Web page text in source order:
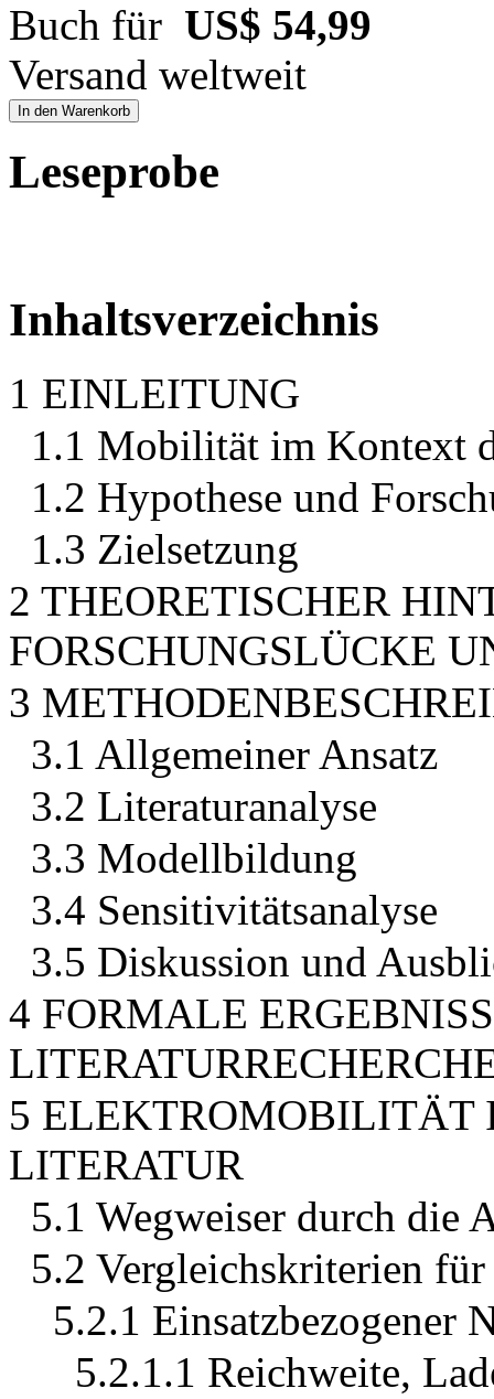
Buch für US$ 54,99
Versand weltweit
In den Warenkorb
Leseprobe
Inhaltsverzeichnis
1 EINLEITUNG
1.1 Mobilität im Kontext
1.2 Hypothese und
1.3 Zielsetzung
2 THEORETISCHER
FORSCHUNGSLÜCKE
3
3.1 Allgemeiner Ansatz
3.2 Literaturanalyse
3.3 Modellbildung
3.4 Sensitivitätsanalyse
3.5 Diskussion und
4 FORMALE
5 ELEKTROMOBILITÄT
LITERATUR
5.1 Wegweiser durch die
5.2 Vergleichskriterien
5.2.1 Einsatzbezogener
5.2.1.1 Reichweite,